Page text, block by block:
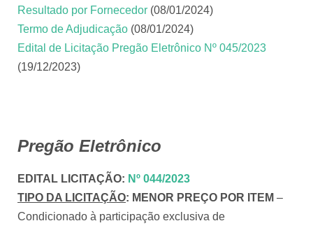
Resultado por Fornecedor (08/01/2024)
Termo de Adjudicação (08/01/2024)
Edital de Licitação Pregão Eletrônico Nº 045/2023
(19/12/2023)
Pregão Eletrônico
EDITAL LICITAÇÃO: Nº 044/2023
TIPO DA LICITAÇÃO: MENOR PREÇO POR ITEM –
Condicionado à participação exclusiva de